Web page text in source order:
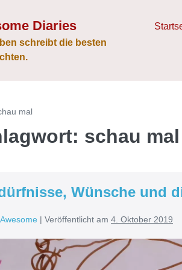
Diaries
schreibt die besten
mal
schau mal
Wünsche und
| Veröffentlicht am 4. Oktober 2019